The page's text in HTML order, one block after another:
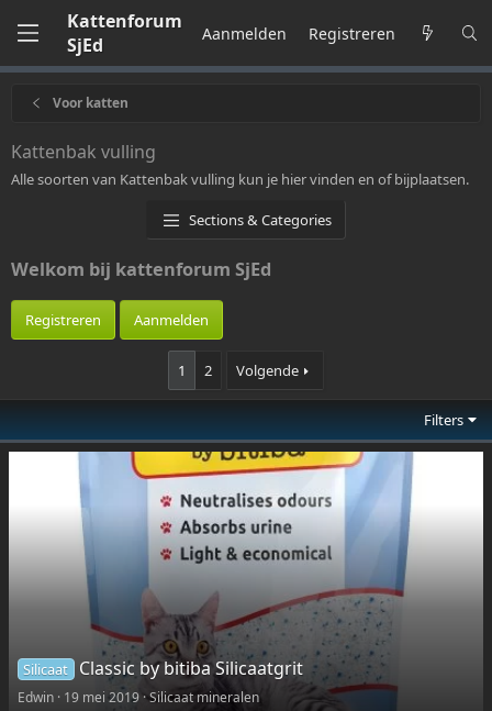
Kattenforum
SjEd
Aanmelden Registreren
Voor katten
Kattenbak vulling
Alle soorten van Kattenbak vulling kun je hier vinden en of bijplaatsen.
Sections & Categories
Welkom bij kattenforum SjEd
Registreren Aanmelden
1 2 Volgende
Filters
Silicaat Classic by bitiba Silicaatgrit
Edwin 19 mei 2019 Silicaat mineralen